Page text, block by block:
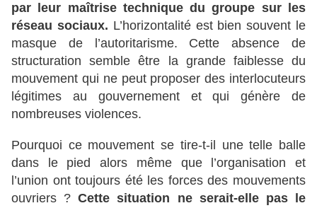
par leur maîtrise technique du groupe sur les
réseau sociaux. L’horizontalité est bien souvent le
masque de l’autoritarisme. Cette absence de
structuration semble être la grande faiblesse du
mouvement qui ne peut proposer des interlocuteurs
légitimes au gouvernement et qui génère de
nombreuses violences.
Pourquoi ce mouvement se tire-t-il une telle balle
dans le pied alors même que l’organisation et
l’union ont toujours été les forces des mouvements
ouvriers ?Cette situation ne serait-elle pas le